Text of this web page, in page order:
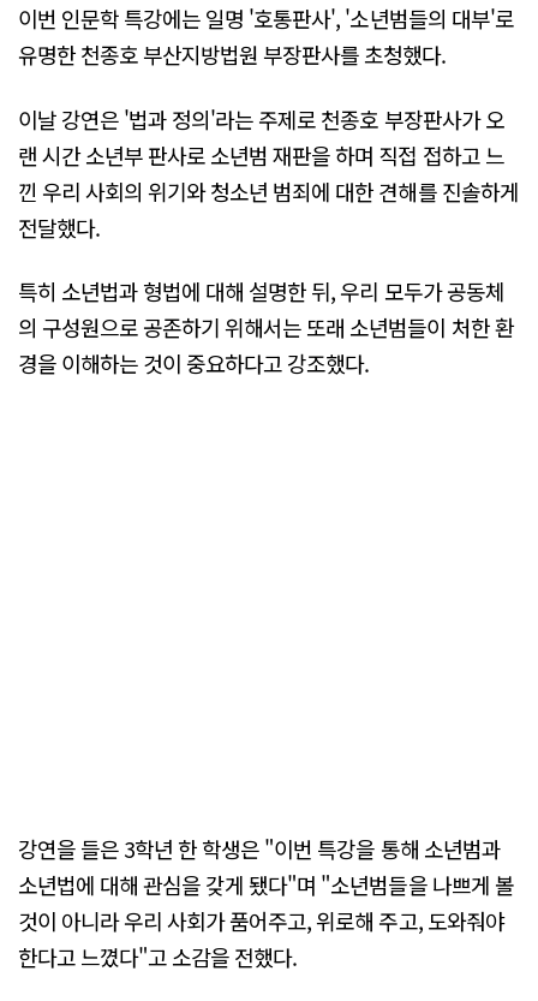
이번 인문학 특강에는 일명 '호통판사', '소년범들의 대부'로
유명한 천종호 부산지방법원 부장판사를 초청했다.
이날 강연은 '법과 정의'라는 주제로 천종호 부장판사가 오
랜 시간 소년부 판사로 소년범 재판을 하며 직접 접하고 느
낀 우리 사회의 위기와 청소년 범죄에 대한 견해를 진솔하게
전달했다.
특히 소년법과 형법에 대해 설명한 뒤, 우리 모두가 공동체
의 구성원으로 공존하기 위해서는 또래 소년범들이 처한 환
경을 이해하는 것이 중요하다고 강조했다.
강연을 들은 3학년 한 학생은 "이번 특강을 통해 소년범과
소년법에 대해 관심을 갖게 됐다"며 "소년범들을 나쁘게 볼
것이 아니라 우리 사회가 품어주고, 위로해 주고, 도와줘야
한다고 느꼈다"고 소감을 전했다.